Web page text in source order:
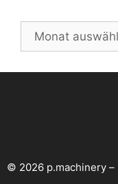
Archiv
© 2026 p.machinery –